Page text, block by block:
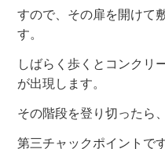
すので、その扉を開けて
す。
しばらく歩くとコンクリ
が出現します。
その階段を登り切ったら
第三チャックポイントです